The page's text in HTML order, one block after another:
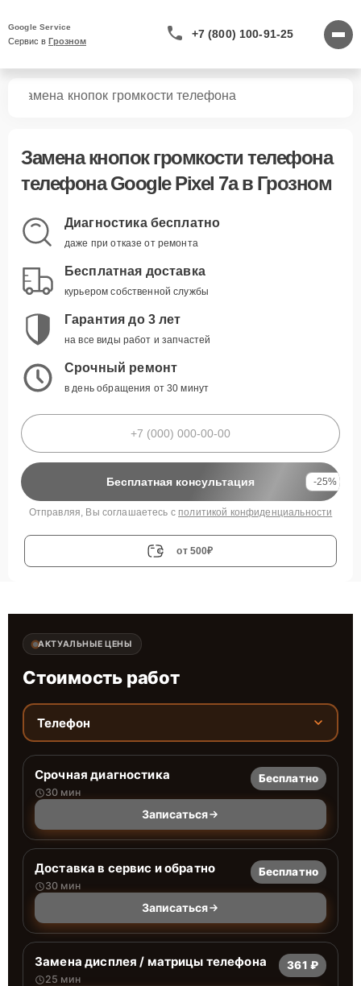
Google Service
Сервис в Грозном
+7 (800) 100-91-25
Замена кнопок громкости телефона
Замена кнопок громкости телефона
телефона Google Pixel 7a в Грозном
Диагностика бесплатно
даже при отказе от ремонта
Бесплатная доставка
курьером собственной службы
Гарантия до 3 лет
на все виды работ и запчастей
Срочный ремонт
в день обращения от 30 минут
Бесплатная консультация -25%
Отправляя, Вы соглашаетесь с политикой конфиденциальности
от 500₽
АКТУАЛЬНЫЕ ЦЕНЫ
Стоимость работ
Телефон
Срочная диагностика
30 мин
Бесплатно
Записаться
Доставка в сервис и обратно
30 мин
Бесплатно
Записаться
Замена дисплея / матрицы телефона
25 мин
361 ₽